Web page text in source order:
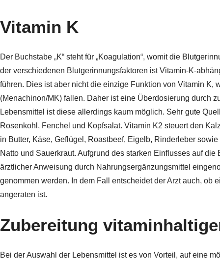
Vitamin K
Der Buchstabe „K“ steht für „Koagulation“, womit die
der verschiedenen Blutgerinnungsfaktoren ist Vitamin-K-
führen. Dies ist aber nicht die einzige Funktion von Vitamin K,
(Menachinon/MK) fallen. Daher ist eine Überdosierung durch
Lebensmittel ist diese allerdings kaum möglich. Sehr gute
Rosenkohl, Fenchel und Kopfsalat. Vitamin K2 steuert den
in Butter, Käse, Geflügel, Roastbeef, Eigelb, Rinderleber
Natto und Sauerkraut. Aufgrund des starken Einflusses auf
ärztlicher Anweisung durch Nahrungsergänzungsmittel
genommen werden. In dem Fall entscheidet der Arzt auch, ob
angeraten ist.
Zubereitung
Bei der Auswahl der Lebensmittel ist es von Vorteil, auf eine